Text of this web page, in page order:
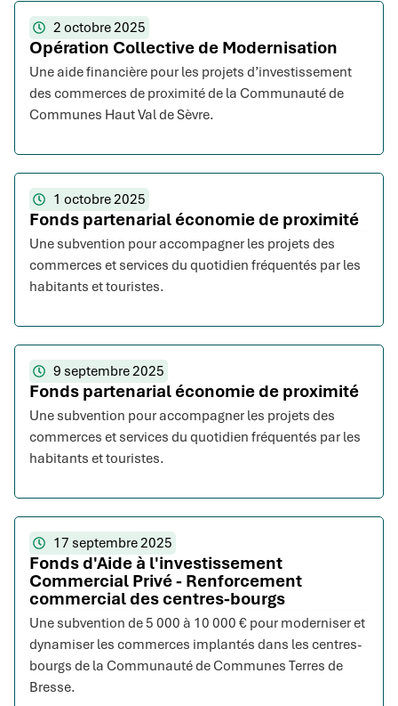
2 octobre 2025
Opération Collective de Modernisation
Une aide financière pour les projets d’investissement
des commerces de proximité de la Communauté de
Communes Haut Val de Sèvre.
1 octobre 2025
Fonds partenarial économie de proximité
Une subvention pour accompagner les projets des
commerces et services du quotidien fréquentés par les
habitants et touristes.
9 septembre 2025
Fonds partenarial économie de proximité
Une subvention pour accompagner les projets des
commerces et services du quotidien fréquentés par les
habitants et touristes.
17 septembre 2025
Fonds d'Aide à l'investissement
Commercial Privé - Renforcement
commercial des centres-bourgs
Une subvention de 5 000 à 10 000 € pour moderniser et
dynamiser les commerces implantés dans les centres-
bourgs de la Communauté de Communes Terres de
Bresse.